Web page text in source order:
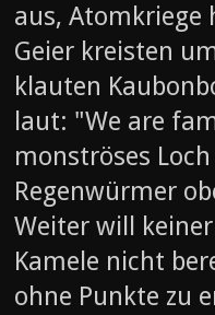
aus,
Geier kreisten
klauten
laut: "We are
monströses
Regenwürmer
Weiter will
Kamele nicht
ohne Punkte zu